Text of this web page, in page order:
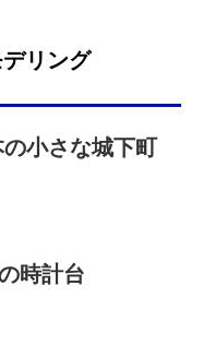
リング
小さな城下町
時計台